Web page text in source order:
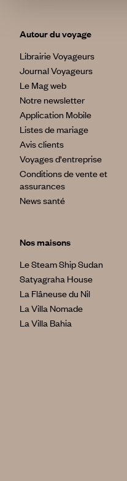
Autour du voyage
Librairie Voyageurs
Journal Voyageurs
Le Mag web
Notre newsletter
Application Mobile
Listes de mariage
Avis clients
Voyages d'entreprise
Conditions de vente et
assurances
News santé
Nos maisons
Le Steam Ship Sudan
Satyagraha House
La Flâneuse du Nil
La Villa Nomade
La Villa Bahia